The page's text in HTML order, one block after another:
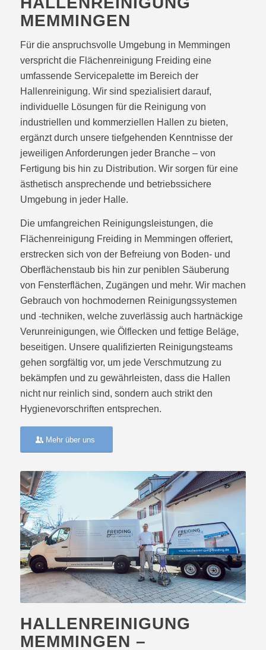
MEMMINGEN
Für die anspruchsvolle Umgebung in Memmingen
verspricht die Flächenreinigung Freiding eine
umfassende Servicepalette im Bereich der
Hallenreinigung. Wir sind spezialisiert darauf,
individuelle Lösungen für die Reinigung von
industriellen und kommerziellen Hallen zu bieten,
ergänzt durch unsere tiefgehenden Kenntnisse der
jeweiligen Anforderungen jeder Branche – von
Fertigung bis hin zu Distribution. Wir sorgen für eine
ästhetisch ansprechende und betriebssichere
Umgebung in jeder Halle.
Die umfangreichen Reinigungsleistungen, die
Flächenreinigung Freiding in Memmingen offeriert,
erstrecken sich von der Befreiung von Boden- und
Oberflächenstaub bis hin zur peniblen Säuberung
von Fensterflächen, Zugängen und mehr. Wir machen
Gebrauch von hochmodernen Reinigungssystemen
und -techniken, welche zuverlässig auch hartnäckige
Verunreinigungen, wie Ölflecken und fettige Beläge,
beseitigen. Unsere qualifizierten Reinigungsteams
gehen sorgfältig vor, um jede Verschmutzung zu
bekämpfen und zu gewährleisten, dass die Hallen
nicht nur reinlich sind, sondern auch strikt den
Hygienevorschriften entsprechen.
Mehr über uns
HALLENREINIGUNG
MEMMINGEN –